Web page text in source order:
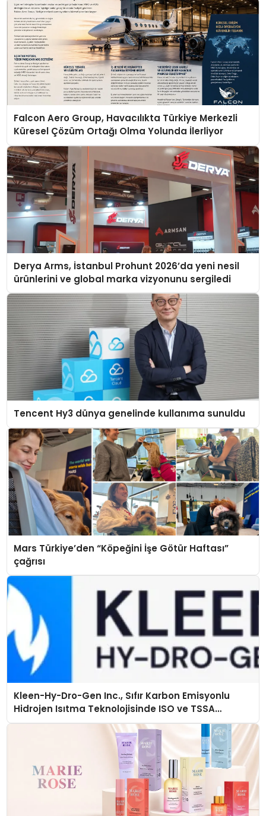
Falcon Aero Group, Havacılıkta Türkiye Merkezli
Küresel Çözüm Ortağı Olma Yolunda İlerliyor
Derya Arms, İstanbul Prohunt 2026’da yeni nesil
ürünlerini ve global marka vizyonunu sergiledi
Tencent Hy3 dünya genelinde kullanıma sunuldu
Mars Türkiye’den “Köpeğini İşe Götür Haftası”
çağrısı
Kleen-Hy-Dro-Gen Inc., Sıfır Karbon Emisyonlu
Hidrojen Isıtma Teknolojisinde ISO ve TSSA
Düzenleyici Onaylarını Aldı